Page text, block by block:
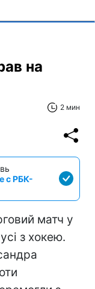
на
2 мин
с РБК-
матч у
з хокею.